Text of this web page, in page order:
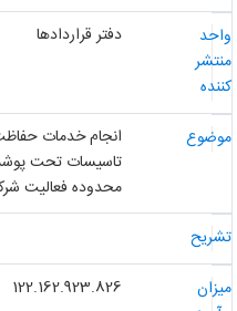
دفتر قراردادها
انجام خدمات
تاسیسات تحت
محدوده فعالیت
122.162.923.826